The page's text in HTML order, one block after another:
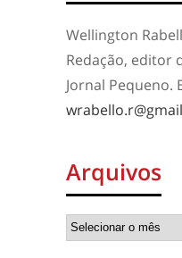
Wellington
Redação, editor
Jornal Pequeno.
Arquivos